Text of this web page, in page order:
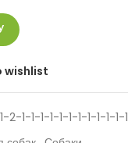
wishlist
2-1-1-1-1-1-1-1-1-1-1-1-